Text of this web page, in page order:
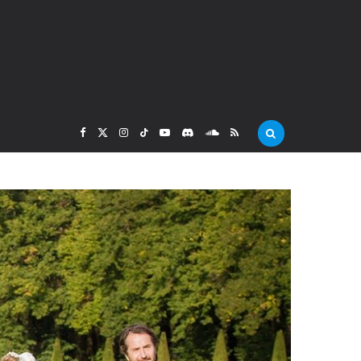
F
c
e
b
o
T
w
i
t
I
s
t
a
g
T
k
T
o
k
Y
u
T
u
b
s
c
o
r
S
u
n
d
C
R
S